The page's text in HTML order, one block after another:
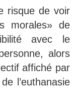
risque de voir
morales» de
avec le
alors
affiché par
l’euthanasie